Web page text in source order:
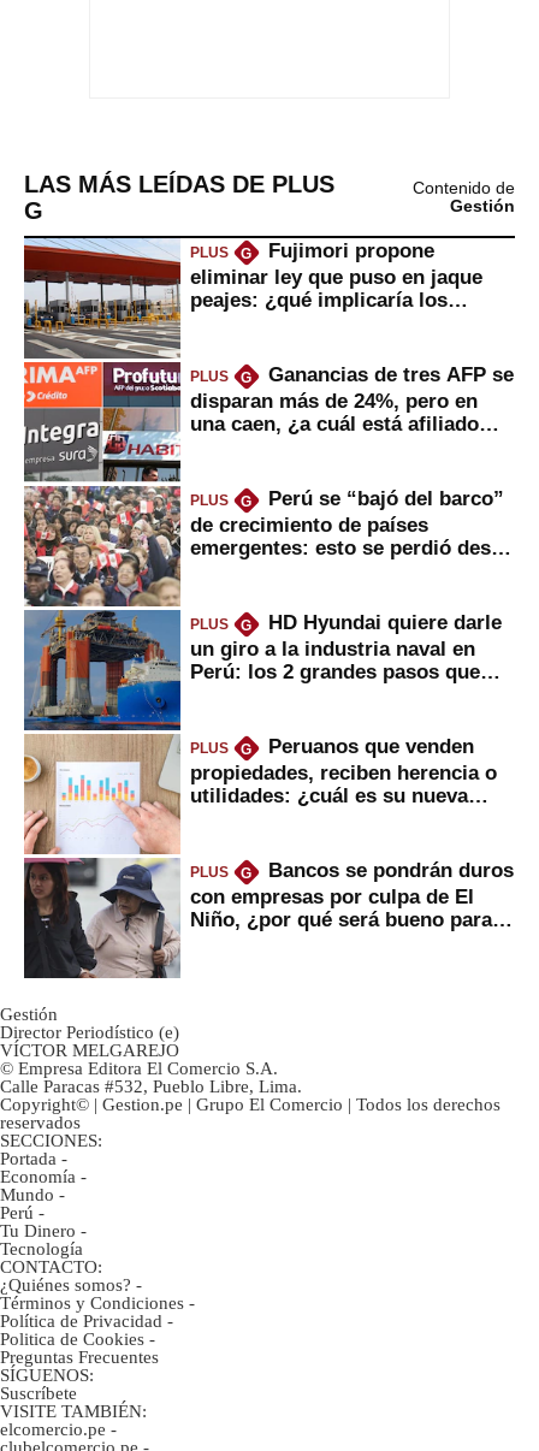
LAS MÁS LEÍDAS DE PLUS
G
Contenido de
Gestión
PLUS G
Fujimori propone
eliminar ley que puso en jaque
peajes: ¿qué implicaría los
PLUS G
Ganancias de tres AFP se
disparan más de 24%, pero en
una caen, ¿a cuál está afiliado
PLUS G
Perú se “bajó del barco”
de crecimiento de países
emergentes: esto se perdió desde
PLUS G
HD Hyundai quiere darle
un giro a la industria naval en
Perú: los 2 grandes pasos que
PLUS G
Peruanos que venden
propiedades, reciben herencia o
utilidades: ¿cuál es su nueva
PLUS G
Bancos se pondrán duros
con empresas por culpa de El
Niño, ¿por qué será bueno para
Gestión
Director Periodístico (e)
VÍCTOR MELGAREJO
© Empresa Editora El Comercio S.A.
Calle Paracas #532, Pueblo Libre, Lima.
Copyright© | Gestion.pe | Grupo El Comercio | Todos los derechos
reservados
SECCIONES:
Portada -
Economía -
Mundo -
Perú -
Tu Dinero -
Tecnología
CONTACTO:
¿Quiénes somos? -
Términos y Condiciones -
Política de Privacidad -
Politica de Cookies -
Preguntas Frecuentes
SÍGUENOS:
Suscríbete
VISITE TAMBIÉN:
elcomercio.pe -